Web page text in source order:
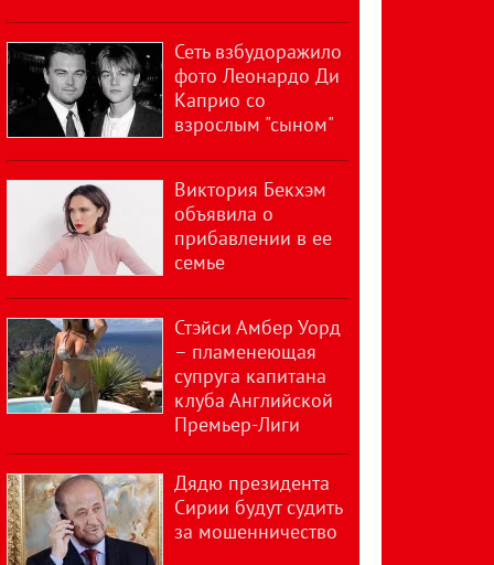
Сеть взбудоражило
фото Леонардо Ди
Каприо со
взрослым "сыном"
Виктория Бекхэм
объявила о
прибавлении в ее
семье
Стэйси Амбер Уорд
– пламенеющая
супруга капитана
клуба Английской
Премьер-Лиги
Дядю президента
Сирии будут судить
за мошенничество